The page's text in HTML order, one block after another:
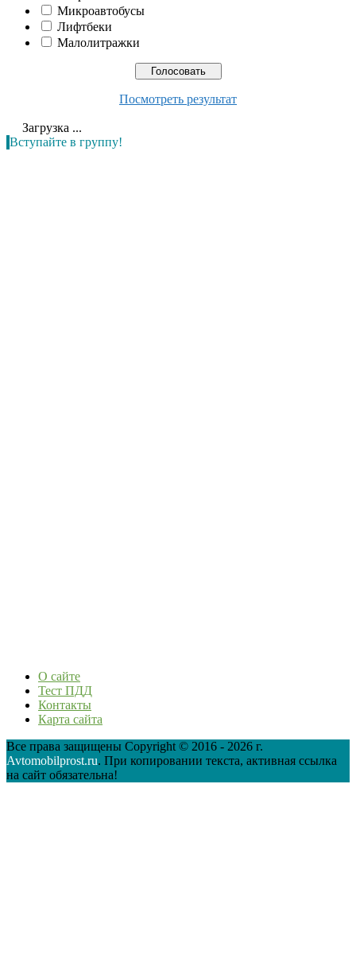
Микроавтобусы
Лифтбеки
Малолитражки
Посмотреть результат
Загрузка ...
Вступайте в группу!
О сайте
Тест ПДД
Контакты
Карта сайта
Все права защищены Copyright © 2016 - 2026 г.
Avtomobilprost.ru. При копировании текста, активная ссылка
на сайт обязательна!